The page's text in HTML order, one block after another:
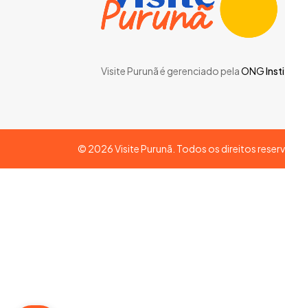
Visite Purunã é gerenciado pelaONG
© 2026Visite Purunã. Todos os direitos